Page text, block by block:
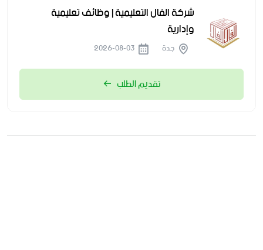
شركة الفال التعليمية | وظائف تعليمية
وإدارية
جدة
تقديم الطلب